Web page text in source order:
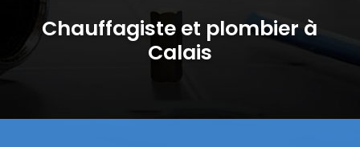
Chauffagiste et plombier à
Calais